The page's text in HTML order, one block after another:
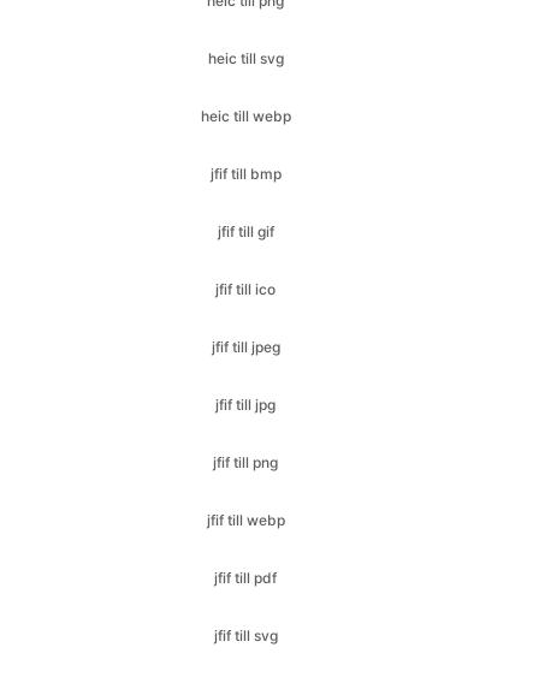
heic till webp
jfif till bmp
jfif till gif
jfif till ico
jfif till jpeg
jfif till jpg
jfif till png
jfif till webp
jfif till pdf
jfif till svg
jpeg till gif
jpeg till ico